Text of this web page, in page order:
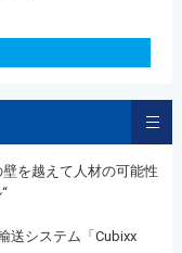
を越えて人材の可能性
送システム「Cubixx